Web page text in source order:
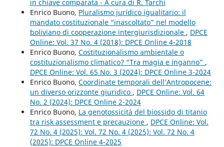
in chiave comparata - A cura di R. Tarchi
Enrico Buono, Pluralismo jurídico igualitario: il
mandato costituzionale “inascoltato” nel modello
boliviano di cooperazione intergiurisdizionale , DPCE
Online: Vol. 37 No. 4 (2018): DPCE Online 4-2018
Enrico Buono, Costituzionalismo ambientale o
costituzionalismo climatico? “Tra magia e inganno” ,
DPCE Online: Vol. 65 No. 3 (2024): DPCE Online 3-2024
Enrico Buono, Coordinate temporali dell’Antropocene:
un diverso orizzonte giuridico , DPCE Online: Vol. 64
No. 2 (2024): DPCE Online 2-2024
Enrico Buono, La genotossicità del biossido di titanio
tra risk assessment e precauzione , DPCE Online: Vol.
72 No. 4 (2025): Vol. 72 No. 4 (2025): Vol. 72 No. 4
(2025): DPCE Online 4-2025